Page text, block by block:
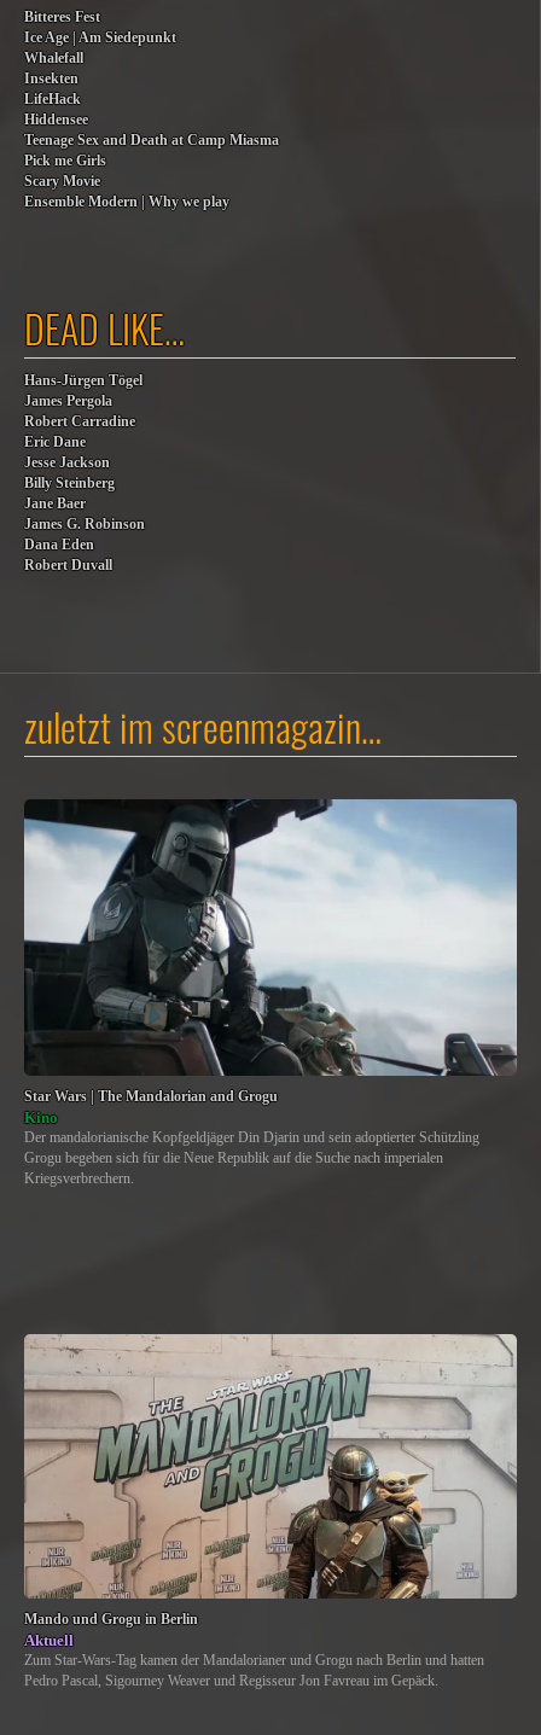
Bitteres Fest
Ice Age | Am Siedepunkt
Whalefall
Insekten
LifeHack
Hiddensee
Teenage Sex and Death at Camp Miasma
Pick me Girls
Scary Movie
Ensemble Modern | Why we play
DEAD LIKE…
Hans-Jürgen Tögel
James Pergola
Robert Carradine
Eric Dane
Jesse Jackson
Billy Steinberg
Jane Baer
James G. Robinson
Dana Eden
Robert Duvall
zuletzt im screenmagazin…
Star Wars | The Mandalorian and Grogu
Kino
Der mandalorianische Kopfgeldjäger Din Djarin und sein adoptierter Schützling
Grogu begeben sich für die Neue Republik auf die Suche nach imperialen
Kriegsverbrechern.
Mando und Grogu in Berlin
Aktuell
Zum Star-Wars-Tag kamen der Mandalorianer und Grogu nach Berlin und hatten
Pedro Pascal, Sigourney Weaver und Regisseur Jon Favreau im Gepäck.